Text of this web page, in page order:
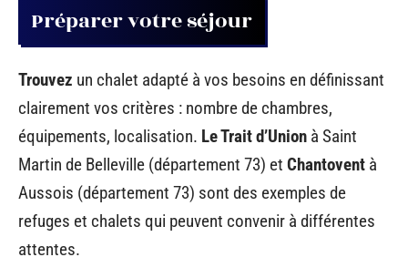
Préparer votre séjour
Trouvez un chalet adapté à vos besoins en définissant
clairement vos critères : nombre de chambres,
équipements, localisation. Le Trait d’Union à Saint
Martin de Belleville (département 73) et Chantovent à
Aussois (département 73) sont des exemples de
refuges et chalets qui peuvent convenir à différentes
attentes.